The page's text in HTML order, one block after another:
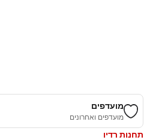
מועדפים
מועדפים ואחרונים
תחנות רדיו